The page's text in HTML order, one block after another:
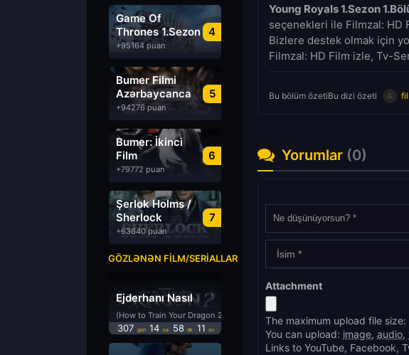
4
Game Of
Thrones 1.Sezon
Türkçe Dublaj
izle
+95164 puan
5
Bumer Filmi
Azərbaycanca
Dublyaj izle
+94276 puan
6
Bumer: İkinci
Film
Azərbaycanca
Dublyaj izle
+79772 puan
7
Şerlok Holms /
Sherlock
Holmes
+63640 puan
GÖZLƏNƏN FILM/SERIALLAR
Ejderhanı Nasıl
Eğitirsin 2
(How to Train Your Dragon 2)
307 gün 14 sa 58 dk 11 sn
Young Royals 1.Sezon
seçenekleri ile Filmzal: HD
Bizlere destek olmak için
Filmzal: HD Film izle, Tv-
Bu bölüm özetiBu dizi özeti
Yorumlar (0)
Attachment
The maximum upload file size:
You can upload: image, audio,
Links to YouTube, Facebook,